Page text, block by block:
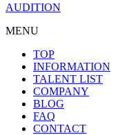
AUDITION
MENU
TOP
INFORMATION
TALENT LIST
COMPANY
BLOG
FAQ
CONTACT